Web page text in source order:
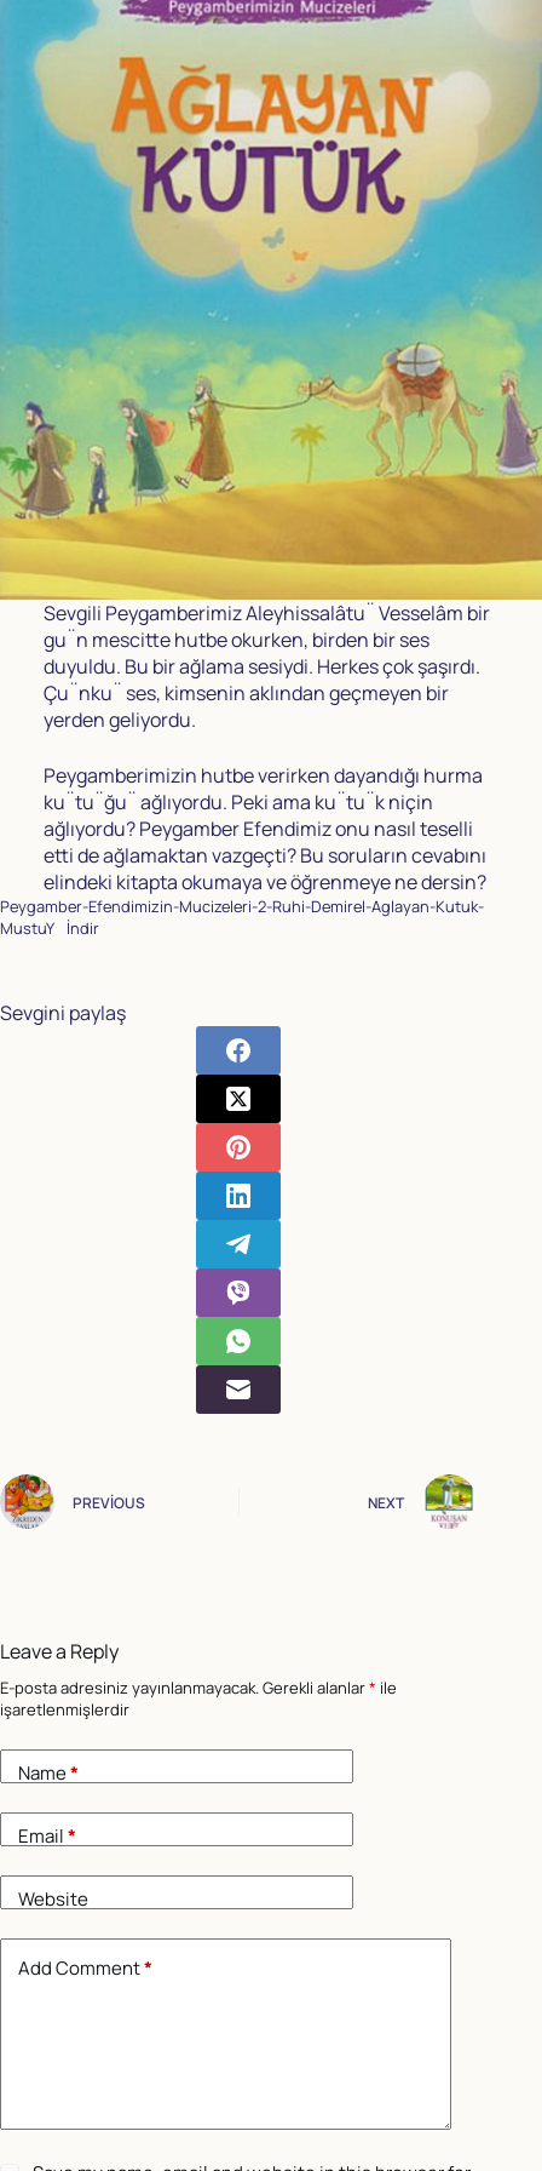
Sevgili Peygamberimiz Aleyhissalâtu¨ Vesselâm bir
gu¨n mescitte hutbe okurken, birden bir ses
duyuldu. Bu bir ağlama sesiydi. Herkes çok şaşırdı.
Çu¨nku¨ ses, kimsenin aklından geçmeyen bir
yerden geliyordu.
Peygamberimizin hutbe verirken dayandığı hurma
ku¨tu¨ğu¨ ağlıyordu. Peki ama ku¨tu¨k niçin
ağlıyordu? Peygamber Efendimiz onu nasıl teselli
etti de ağlamaktan vazgeçti? Bu soruların cevabını
elindeki kitapta okumaya ve öğrenmeye ne dersin?
Peygamber-Efendimizin-Mucizeleri-2-Ruhi-Demirel-Aglayan-Kutuk-
MustuY
İndir
Sevgini paylaş
PREVIOUS NEXT
Leave a Reply
E-posta adresiniz yayınlanmayacak.Gerekli alanlar* ile
işaretlenmişlerdir
Name*
Email*
Website
Add Comment*